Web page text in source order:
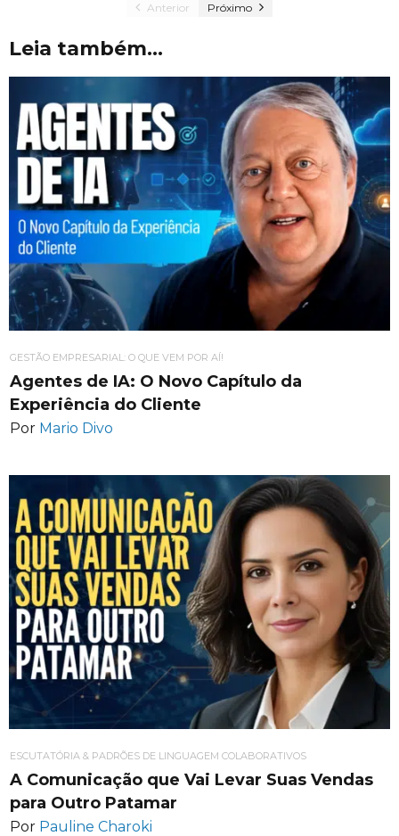
Anterior Próximo
Leia também...
GESTÃO EMPRESARIAL: O QUE VEM POR AÍ!
Agentes de IA: O Novo Capítulo da
Experiência do Cliente
Por Mario Divo
ESCUTATÓRIA & PADRÕES DE LINGUAGEM COLABORATIVOS
A Comunicação que Vai Levar Suas Vendas
para Outro Patamar
Por Pauline Charoki